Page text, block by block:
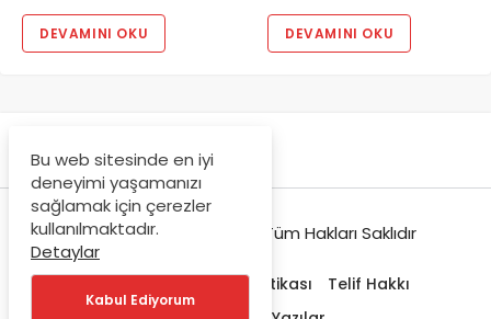
DEVAMINI OKU DEVAMINI OKU
© Copyright 2021-2022, Tüm Hakları Saklıdır
Gizlilik Politikası
Telif Hakkı
Bu web sitesinde en iyi
deneyimi yaşamanızı
sağlamak için çerezler
kullanılmaktadır.
Detaylar
Kabul Ediyorum